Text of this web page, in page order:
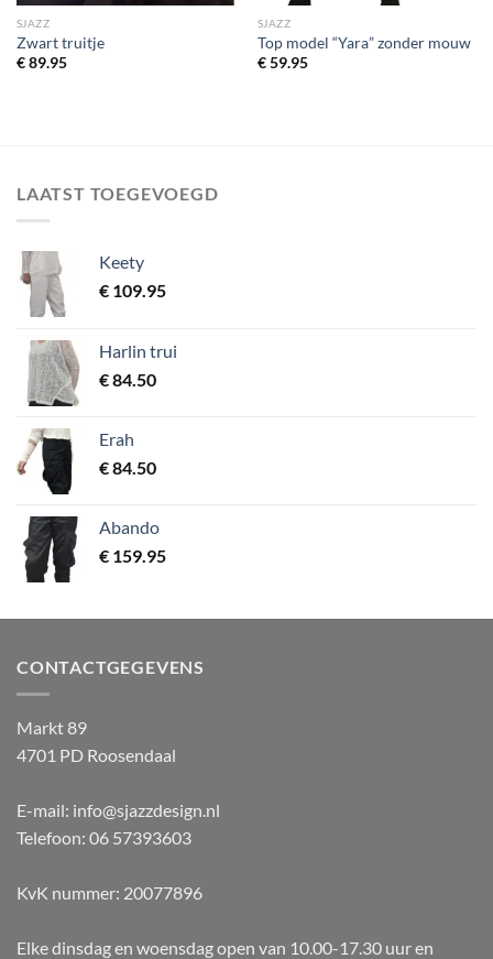
SJAZZ
Zwart truitje
€89.95
SJAZZ
Top model “Yara” zonder mouw
€59.95
LAATST TOEGEVOEGD
Keety
€ 109.95
Harlin trui
€84.50
Erah
€84.50
Abando
€ 159.95
CONTACTGEGEVENS
Markt 89
4701 PD Roosendaal
E-mail: info@sjazzdesign.nl
Telefoon: 06 57393603
KvK nummer: 20077896
Elke dinsdag en woensdag open van 10.00-17.30 uur en